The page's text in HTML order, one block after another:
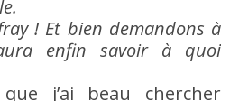
! Et bien demandons à
enfin savoirà quoi
j’ai beau chercher